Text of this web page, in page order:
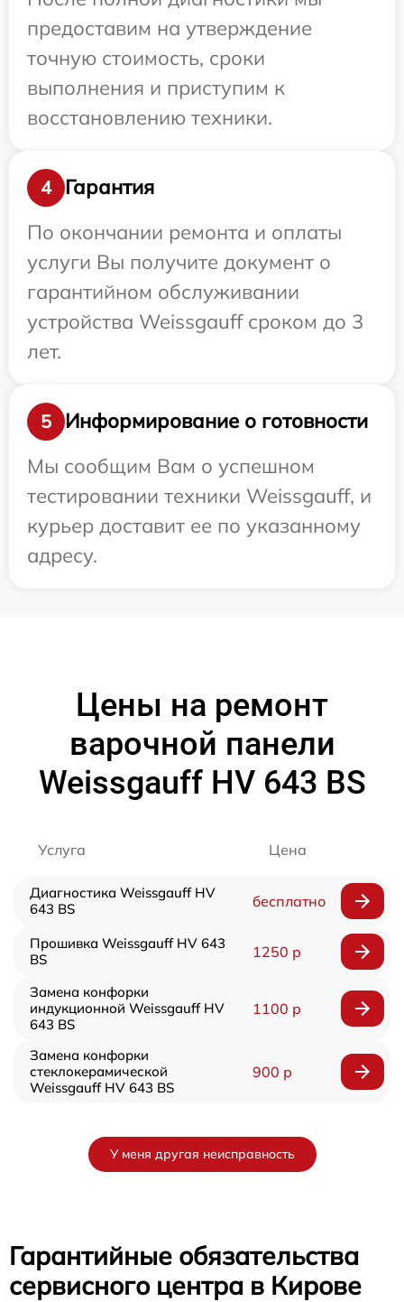
предоставим на утверждение
точную стоимость, сроки
выполнения и приступим к
восстановлению техники.
4
Гарантия
По окончании ремонта и оплаты
услуги Вы получите документ о
гарантийном обслуживании
устройства Weissgauff сроком до 3
лет.
5
Информирование о готовности
Мы сообщим Вам о успешном
тестировании техники Weissgauff, и
курьер доставит ее по указанному
адресу.
Цены на ремонт
варочной панели
Weissgauff HV 643 BS
Услуга Цена
Диагностика Weissgauff HV
643 BS
бесплатно
Прошивка Weissgauff HV 643
BS
1250 р
Замена конфорки
индукционной Weissgauff HV
643 BS
1100 р
Замена конфорки
стеклокерамической
Weissgauff HV 643 BS
900 р
У меня другая неисправность
Гарантийные обязательства
сервисного центра в Кирове